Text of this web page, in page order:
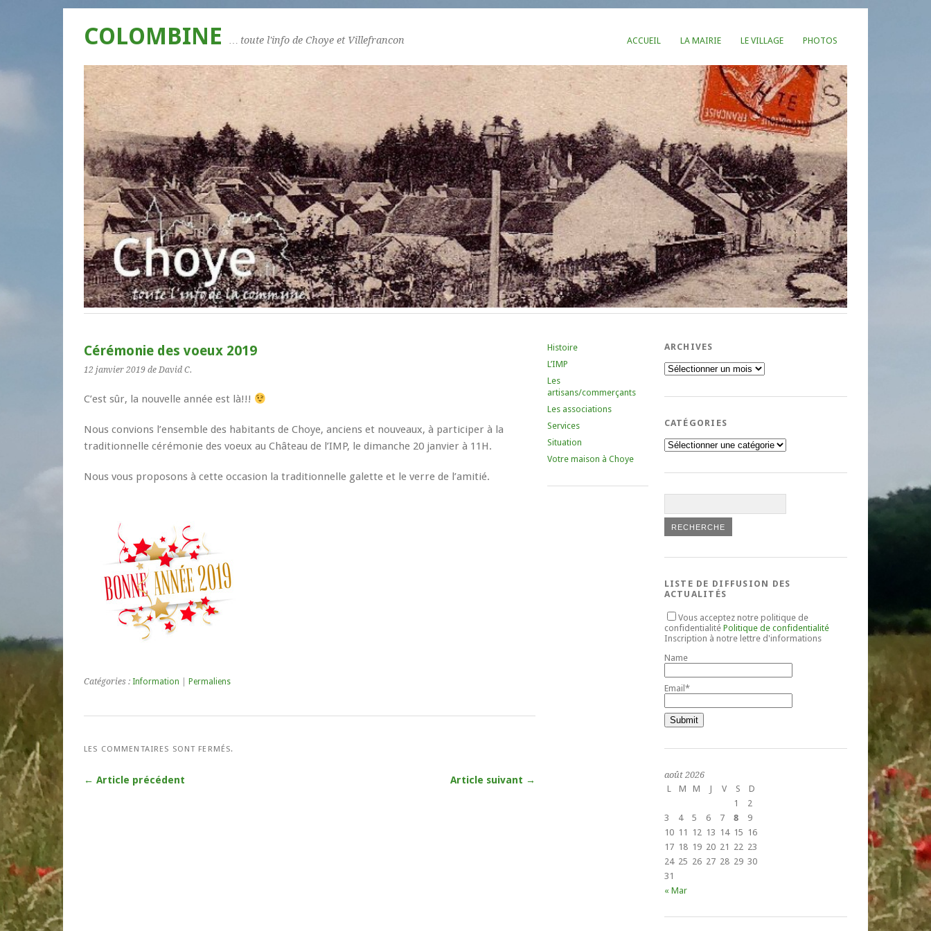
ACCUEIL LA MAIRIE LE VILLAGE PHOTOS
COLOMBINE … toute l'info de Choye et Villefrancon
Cérémonie des voeux 2019
12 janvier 2019 de David C.
C’est sûr, la nouvelle année est là!!!
Nous convions l’ensemble des habitants de Choye, anciens et nouveaux, à participer à la
traditionnelle cérémonie des voeux au Château de l’IMP, le dimanche 20 janvier à 11H.
Nous vous proposons à cette occasion la traditionnelle galette et le verre de l’amitié.
Catégories : Information Permaliens
LES COMMENTAIRES SONT FERMÉS.
← Article précédent Article suivant →
Histoire
L’IMP
Les
artisans/commerçants
Les associations
Services
Situation
Votre maison à Choye
ARCHIVES
Archives
CATÉGORIES
Catégories
LISTE DE DIFFUSION DES
ACTUALITÉS
Vous acceptez notre politique de
confidentialité Politique de confidentialité
Inscription à notre lettre d'informations
Name
Email*
août 2026
L
M M J V S
D
1
2
3
4 5 6 7 8
9
10 11 12 13 14 15 16
17 18 19 20 21 22 23
24 25 26 27 28 29 30
31
« Mar